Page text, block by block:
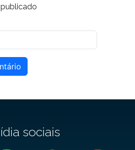
publicado
sociais